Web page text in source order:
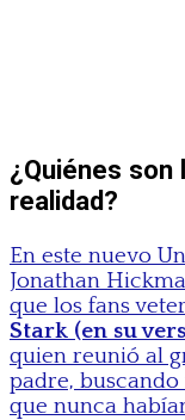
¿Quiénes
realidad?
En este nuevo
Jonathan
que los fans
Stark (en su
quien reunió al
padre,
que nunca